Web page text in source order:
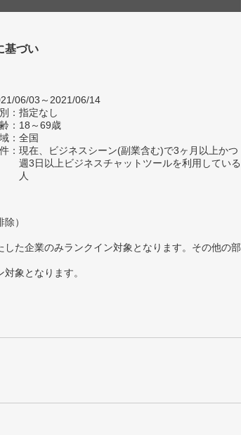
基づい
06/03～2021/06/14
：指定なし
：18～69歳
：全国
：現在、ビジネスシーン(副業含む)で3ヶ月以上かつ
週3日以上ビジネスチャットツールを利用している
人
）
た企業のみランクイン対象となります。その他の部
象となります。